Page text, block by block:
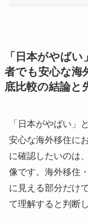
「日本がやば
者でも安心な海
底比較の結論と
「日本がやばい」
安心な海外移住に
に確認したいのは
像です。海外移住
に見える部分だけ
て理解すると判断